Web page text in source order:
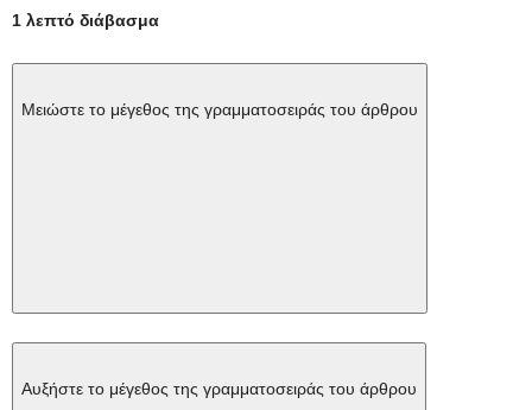
1 λεπτό διάβασμα
Μειώστε το μέγεθος της γραμματοσειράς του άρθρου
Αυξήστε το μέγεθος της γραμματοσειράς του άρθρου